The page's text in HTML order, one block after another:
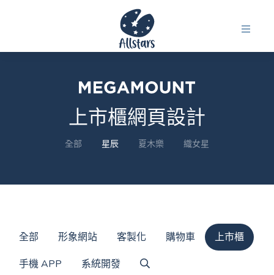
上市櫃網頁設計
全部 星辰 夏木樂 織女星
全部 形象網站 客製化 購物車
上市櫃
手機 APP
系統開發